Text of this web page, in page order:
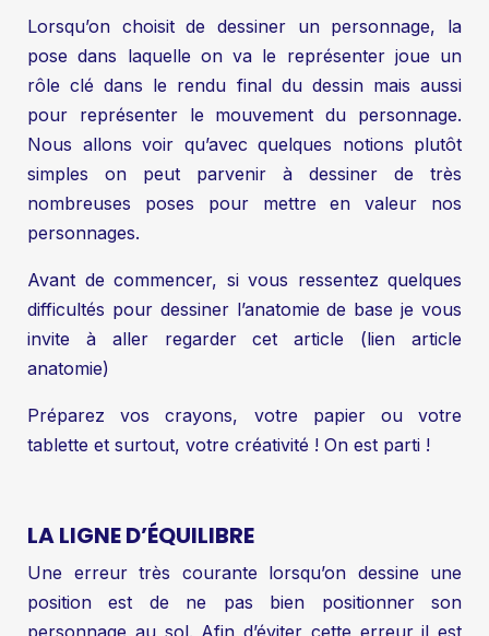
Lorsqu’on choisit de dessiner un personnage, la
pose dans laquelle on va le représenter joue un
rôle clé dans le rendu final du dessin mais aussi
pour représenter le mouvement du personnage.
Nous allons voir qu’avec quelques notions plutôt
simples on peut parvenir à dessiner de très
nombreuses poses pour mettre en valeur nos
personnages.
Avant de commencer, si vous ressentez quelques
difficultés pour dessiner l’anatomie de base je vous
invite à aller regarder cet article (lien article
anatomie)
Préparez vos crayons, votre papier ou votre
tablette et surtout, votre créativité ! On est parti !
LA LIGNE D’ÉQUILIBRE
Une erreur très courante lorsqu’on dessine une
position est de ne pas bien positionner son
personnage au sol. Afin d’éviter cette erreur il est